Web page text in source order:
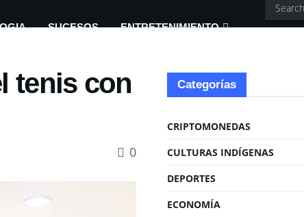
SUCESOS
ENTRETENIMIENTO
tenis con
0
Categorías
CRIPTOMONEDAS
CULTURAS INDÍGENAS
DEPORTES
ECONOMÍA